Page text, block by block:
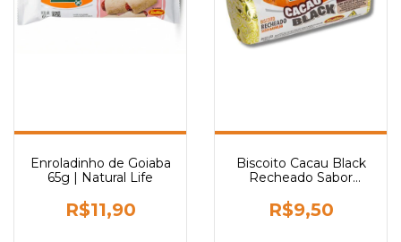
Enroladinho de Goiaba
65g | Natural Life
R$11,90
Biscoito Cacau Black
Recheado Sabor
Life
R$9,50